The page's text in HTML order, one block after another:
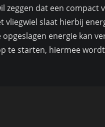
zeggen dat een
vliegwiel slaat hierbij
energie kan
te starten, hiermee